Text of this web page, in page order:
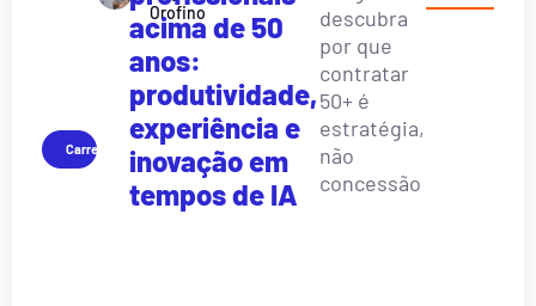
Carreira
Orofino
acima de 50
anos:
produtividade,
experiência e
inovação em
tempos de IA
descubra
por que
contratar
50+ é
estratégia,
não
concessão